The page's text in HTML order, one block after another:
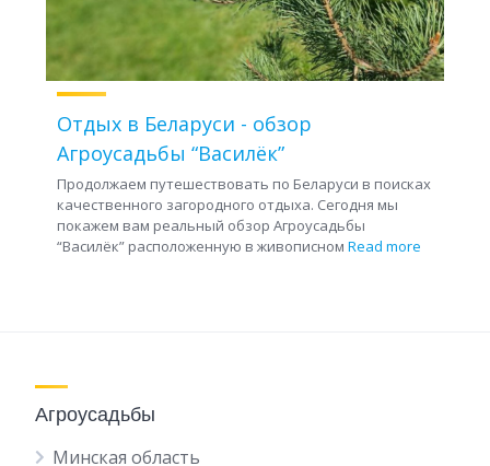
Отдых в Беларуси - обзор
Агроусадьбы “Василёк”
Продолжаем путешествовать по Беларуси в поисках
качественного загородного отдыха. Сегодня мы
покажем вам реальный обзор Агроусадьбы
“Василёк” расположенную в живописном Read more
Агроусадьбы
Минская область